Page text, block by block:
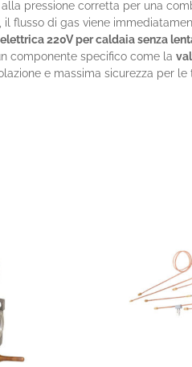
pressione corretta per una
flusso di gas viene
220V per caldaia senza
componente specifico come la
e massima sicurezza per le